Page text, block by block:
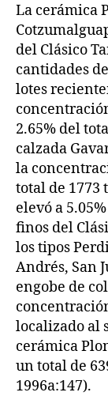
La cerámica
del Clásico
cantidades
lotes
2.65% del
calzada
la
total de 1773
elevó a
finos del
los tipos
Andrés, San
engobe de
localizado al
cerámica
un total de
1996a:147).